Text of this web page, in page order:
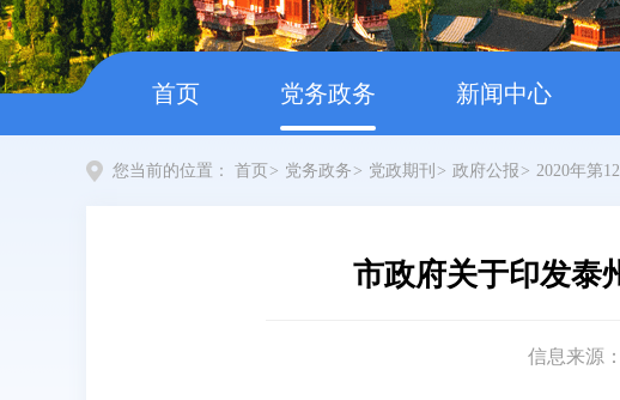
首页 党务政务 新闻中心
您当前的位置： 首页 > 党务政务 > 党政期刊 > 政府公报 > 2020年第
市政府关于印发泰
信息来源